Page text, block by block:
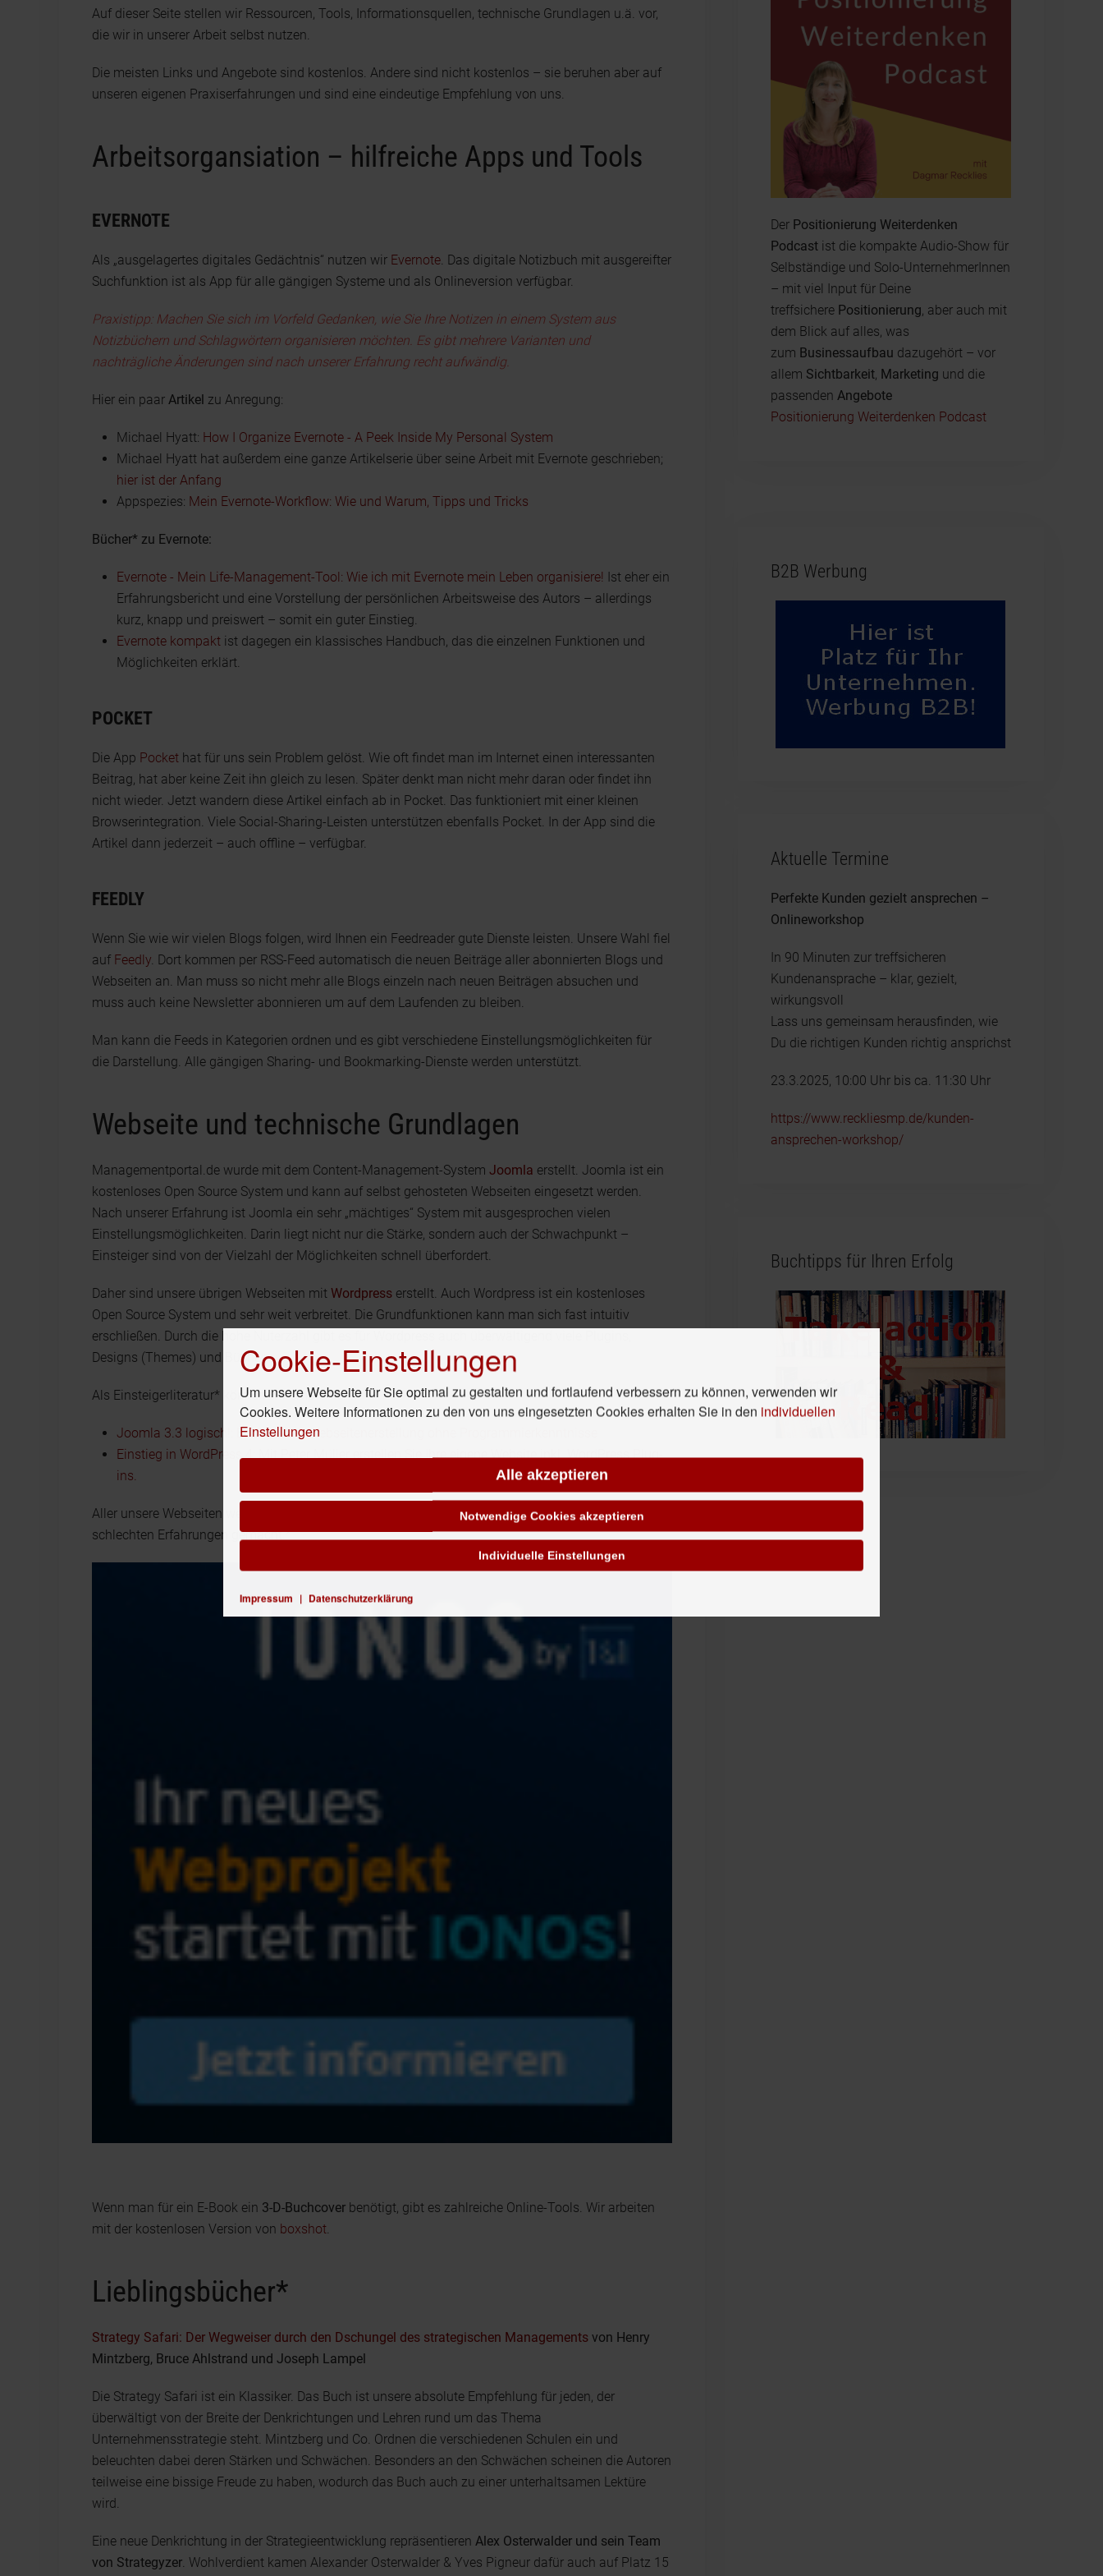
Auf dieser Seite stellen wir Ressourcen, Tools, Informationsquellen, technische Grundlagen u.ä. vor,
die wir in unserer Arbeit selbst nutzen.
Die meisten Links und Angebote sind kostenlos. Andere sind nicht kostenlos – sie beruhen aber auf
unseren eigenen Praxiserfahrungen und sind eine eindeutige Empfehlung von uns.
Arbeitsorgansiation – hilfreiche Apps und Tools
EVERNOTE
Als „ausgelagertes digitales Gedächtnis“ nutzen wir Evernote. Das digitale Notizbuch mit ausgereifter
Suchfunktion ist als App für alle gängigen Systeme und als Onlineversion verfügbar.
Praxistipp: Machen Sie sich im Vorfeld Gedanken, wie Sie Ihre Notizen in einem System aus
Notizbüchern und Schlagwörtern organisieren möchten. Es gibt mehrere Varianten und
nachträgliche Änderungen sind nach unserer Erfahrung recht aufwändig.
Hier ein paar Artikel zu Anregung:
Michael Hyatt: How I Organize Evernote - A Peek Inside My Personal System
Michael Hyatt hat außerdem eine ganze Artikelserie über seine Arbeit mit Evernote geschrieben;
hier ist der Anfang
Appspezies: Mein Evernote-Workflow: Wie und Warum, Tipps und Tricks
Bücher* zu Evernote:
Evernote - Mein Life-Management-Tool: Wie ich mit Evernote mein Leben organisiere! Ist eher ein
Erfahrungsbericht und eine Vorstellung der persönlichen Arbeitsweise des Autors – allerdings
kurz, knapp und preiswert – somit ein guter Einstieg.
Evernote kompakt ist dagegen ein klassisches Handbuch, das die einzelnen Funktionen und
Möglichkeiten erklärt.
POCKET
Die App Pocket hat für uns sein Problem gelöst. Wie oft findet man im Internet einen interessanten
Beitrag, hat aber keine Zeit ihn gleich zu lesen. Später denkt man nicht mehr daran oder findet ihn
nicht wieder. Jetzt wandern diese Artikel einfach ab in Pocket. Das funktioniert mit einer kleinen
Browserintegration. Viele Social-Sharing-Leisten unterstützen ebenfalls Pocket. In der App sind die
Artikel dann jederzeit – auch offline – verfügbar.
FEEDLY
Wenn Sie wie wir vielen Blogs folgen, wird Ihnen ein Feedreader gute Dienste leisten. Unsere Wahl fiel
auf Feedly. Dort kommen per RSS-Feed automatisch die neuen Beiträge aller abonnierten Blogs und
Webseiten an. Man muss so nicht mehr alle Blogs einzeln nach neuen Beiträgen absuchen und
muss auch keine Newsletter abonnieren um auf dem Laufenden zu bleiben.
Man kann die Feeds in Kategorien ordnen und es gibt verschiedene Einstellungsmöglichkeiten für
die Darstellung. Alle gängigen Sharing- und Bookmarking-Dienste werden unterstützt.
Webseite und technische Grundlagen
Managementportal.de wurde mit dem Content-Management-System Joomla erstellt. Joomla ist ein
kostenloses Open Source System und kann auf selbst gehosteten Webseiten eingesetzt werden.
Nach unserer Erfahrung ist Joomla ein sehr „mächtiges“ System mit ausgesprochen vielen
Einstellungsmöglichkeiten. Darin liegt nicht nur die Stärke, sondern auch der Schwachpunkt –
Einsteiger sind von der Vielzahl der Möglichkeiten schnell überfordert.
Daher sind unsere übrigen Webseiten mit Wordpress erstellt. Auch Wordpress ist ein kostenloses
Open Source System und sehr weit verbreitet. Die Grundfunktionen kann man sich fast intuitiv
erschließen. Durch die hohe Nuterzahl gibt es für Wordpress auch überwältigend viele Plugins,
Designs (Themes) und Bücher.
Als Einsteigerliteratur* können wir empfehlen:
Joomla 3.3 logisch!: Erfolgreiche Webseitenerstellung ohne Programmierkenntnisse
Einstieg in WordPress 4: Mit Peter Müller erstellen Sie Ihre eigene Website inkl. WordPress Plug-
ins.
Aller unsere Webseiten werden bei 1&1 gehosted. Wir haben dort in über 15 Jahren noch keine
schlechten Erfahrungen gemacht.*
Wenn man für ein E-Book ein 3-D-Buchcover benötigt, gibt es zahlreiche Online-Tools. Wir arbeiten
mit der kostenlosen Version von boxshot
Lieblingsbücher*
Strategy Safari: Der Wegweiser durch den Dschungel des strategischen Managements von Henry
Mintzberg, Bruce Ahlstrand und Joseph Lampel
Die Strategy Safari ist ein Klassiker. Das Buch ist unsere absolute Empfehlung für jeden, der
überwältigt von der Breite der Denkrichtungen und Lehren rund um das Thema
Unternehmensstrategie steht. Mintzberg und Co. Ordnen die verschiedenen Schulen ein und
beleuchten dabei deren Stärken und Schwächen. Besonders an den Schwächen scheinen die Autoren
teilweise eine bissige Freude zu haben, wodurch das Buch auch zu einer unterhaltsamen Lektüre
wird.
Eine neue Denkrichtung in der Strategieentwicklung repräsentieren Alex Osterwalder und sein Team
von Strategyzer . Wohlverdient kamen Alexander Osterwalder & Yves Pigneur dafür auch auf Platz 15
Der Positionierung Weiterdenken
Podcastist die kompakte Audio-Show für
Selbständige und Solo-UnternehmerInnen
– mit viel Input für Deine
treffsichere Positionierung, aber auch mit
dem Blick auf alles, was
zum Businessaufbau dazugehört – vor
allem Sichtbarkeit, Marketing und die
passenden Angebote
Positionierung Weiterdenken Podcast
B2B Werbung
Aktuelle Termine
Perfekte Kunden gezielt ansprechen –
Onlineworkshop
In 90 Minuten zur treffsicheren
Kundenansprache – klar, gezielt,
wirkungsvoll
Lass uns gemeinsam herausfinden, wie
Du die richtigen Kunden richtig ansprichst
23.3.2025, 10:00 Uhr bis ca. 11:30 Uhr
https://www.reckliesmp.de/kunden-
ansprechen-workshop/
Buchtipps für Ihren Erfolg
Cookie-Einstellungen
Um unsere Webseite für Sie optimal zu gestalten und fortlaufend verbessern zu können, verwenden wir
Cookies. Weitere Informationen zu den von uns eingesetzten Cookies erhalten Sie in den individuellen
Einstellungen
Alle akzeptieren
Notwendige Cookies akzeptieren
Impressum | Datenschutzerklärung
Individuelle Einstellungen